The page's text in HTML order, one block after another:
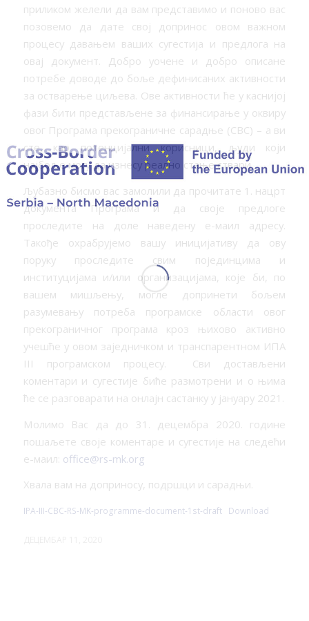
приликом желели да вам представимо и поново вас
позовемо да дате свој допринос овом важном
процесу давањем ваших сугестија и предлога на
овај документ. Добро уочене и добро описане
потребе доводе до боље дефинисаних активности
за остварење циљева. Ове активности ће у каснијој
фази бити представљене за финансирање у оквиру
овог Програма прекограничне сарадње (CBC) – а ви
сте, као потенцијални корисници, људи који
најбоље могу да изнесу реално стање ствари.
Љубазно бисмо вас замолили да прочитате 1. нацрт
документа Програма и да своје предлоге
проследите на доле наведену е-маил адресу.
Такође охрабрујемо вашу иницијативу да ову
поруку проследите свим појединцима и
институцијама и/или организацијама, које би, по
вашем мишљењу, могле допринети бољем
разумевању потреба програмске области овог
прекограничног програма кроз њихово активно
учешће у овом заједничком и транспарентном ИПА
III програмском процесу. Сви достављени
коментари и сугестије биће размотрени и о њима
ће се разговарати на онлајн састанку у јануару 2021.
Молимо Вас да до 31. децембра 2020. године
пошаљете своје коментаре и сугестије на следећи
е-маил: office@rs-mk.org
Хвала вам на доприносу, подршци и сарадњи.
IPA-III-CBC-RS-MK-programme-document-1st-draft Download